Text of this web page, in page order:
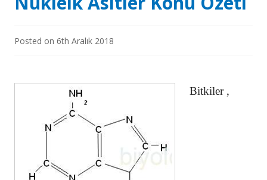
Posted on 6th Aralık 2018
Bitkiler ,